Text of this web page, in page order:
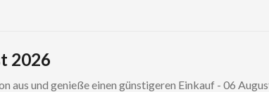
2026
aus und genieße einen günstigeren Einkauf - 06